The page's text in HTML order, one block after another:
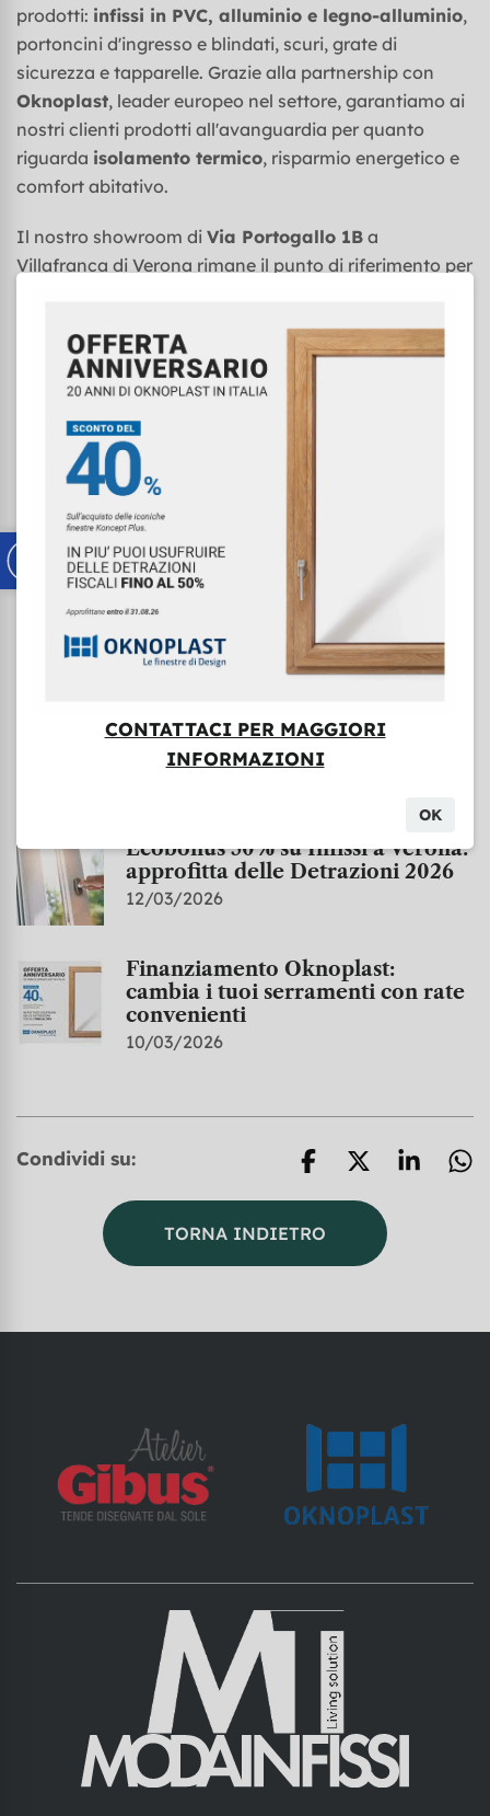
prodotti: infissi in PVC, alluminio e legno-alluminio,
portoncini d'ingresso e blindati, scuri, grate di
sicurezza e tapparelle. Grazie alla partnership con
Oknoplast, leader europeo nel settore, garantiamo ai
nostri clienti prodotti all'avanguardia per quanto
riguarda isolamento termico, risparmio energetico e
comfort abitativo.
Il nostro showroom di Via Portogallo 1B a
Villafranca di Verona rimane il punto di riferimento per
qualità certificata. Il team specializzato è a vostra
disposizione per sopralluoghi gratuiti, preventivi
personalizzati e assistenza completa dall'ideazione
sole, pergole e tendaggi, potrete continuare a fare
riferimento al sito
Vieni a scoprire Moda Infissi!
nostro showroom per mostrarti le infinite possibilità di
migliorare la tua casa con serramenti di qualità
superiore. Contattaci al 045 6305754 o visita il nuovo
sito per rimanere aggiornato su promozioni e novità.
Nasce Moda Infissi
13/03/2026
Ecobonus 50% su Infissi a Verona:
approfitta delle Detrazioni 2026
12/03/2026
Finanziamento Oknoplast:
cambia i tuoi serramenti con rate
convenienti
10/03/2026
Condividi su:
TORNA INDIETRO
CONTATTACI PER MAGGIORI
INFORMAZIONI
OK